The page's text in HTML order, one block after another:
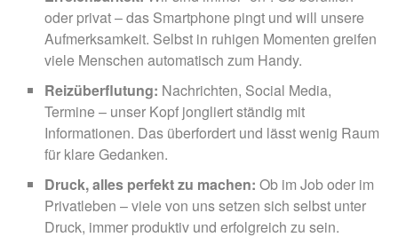
oder privat – das Smartphone pingt und will unsere
Aufmerksamkeit. Selbst in ruhigen Momenten greifen
viele Menschen automatisch zum Handy.
Reizüberflutung: Nachrichten, Social Media,
Termine – unser Kopf jongliert ständig mit
Informationen. Das überfordert und lässt wenig Raum
für klare Gedanken.
Druck, alles perfekt zu machen: Ob im Job oder im
Privatleben – viele von uns setzen sich selbst unter
Druck, immer produktiv und erfolgreich zu sein.